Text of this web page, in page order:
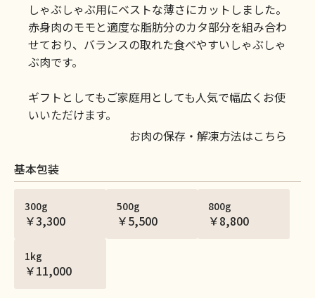
しゃぶしゃぶ用にベストな薄さにカットしました。
赤身肉のモモと適度な脂肪分のカタ部分を組み合わ
せており、バランスの取れた食べやすいしゃぶしゃ
ぶ肉です。
ギフトとしてもご家庭用としても人気で幅広くお使
いいただけます。
お肉の保存・解凍方法はこちら
基本包装
300g
￥3,300
500g
￥5,500
800g
￥8,800
1kg
￥11,000